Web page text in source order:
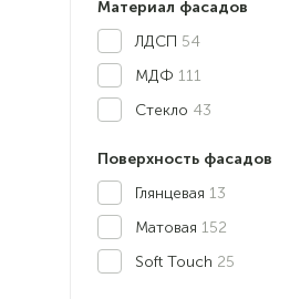
Материал фасадов
ЛДСП 54
МДФ 111
Стекло 43
Поверхность фасадов
Глянцевая 13
Матовая 152
Soft Touch 25